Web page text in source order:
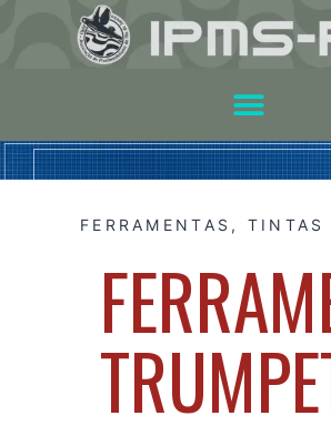
FERRAMENTAS, TINTAS